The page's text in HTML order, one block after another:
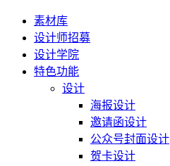
素材库
设计师招募
设计学院
特色功能
设计
海报设计
邀请函设计
公众号封面设计
贺卡设计